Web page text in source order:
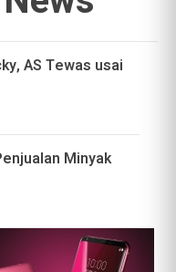
AS Tewas usai
Minyak